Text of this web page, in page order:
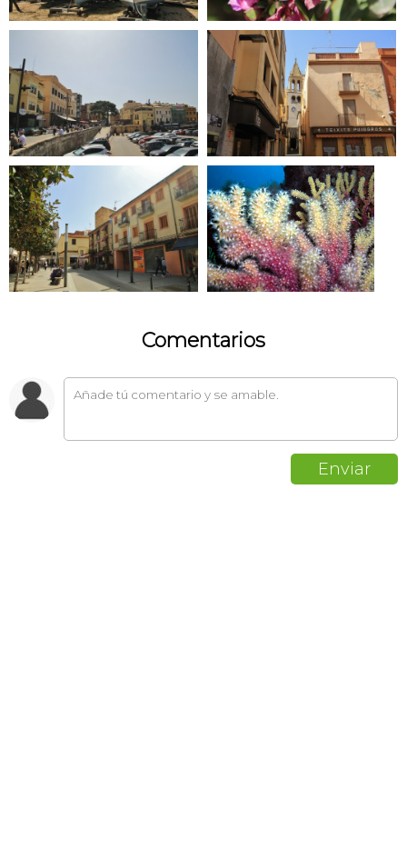
Comentarios